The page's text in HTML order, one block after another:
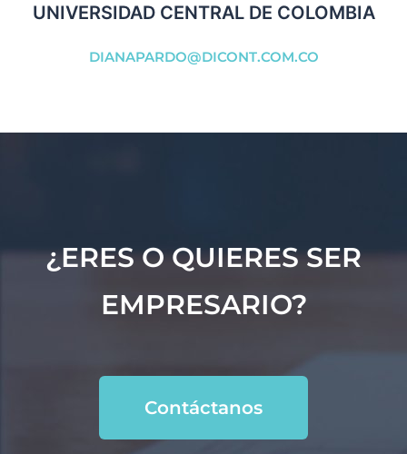
UNIVERSIDAD CENTRAL DE COLOMBIA
DIANAPARDO@DICONT.COM.CO
¿ERES O QUIERES SER
EMPRESARIO?
Contáctanos